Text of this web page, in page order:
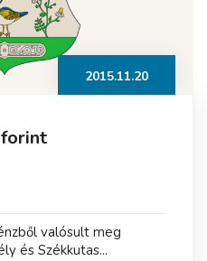
2015.11.20
valósult meg
és Székkutas...